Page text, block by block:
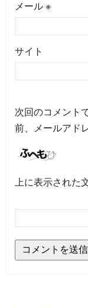
メール ※
サイト
次回のコメント
前、メールアド
上に表示された